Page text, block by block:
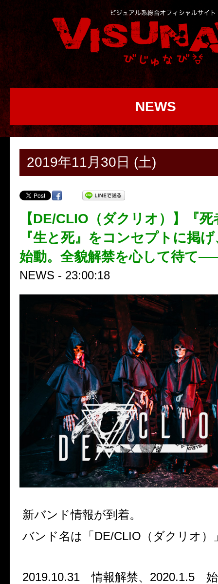
NEWS
2019年11月30日 (土)
【DE/CLIO（ダクリオ）】『
『生と死』をコンセプトに掲
始動。全貌解禁を心して待て
NEWS - 23:00:18
新バンド情報が到着。
バンド名は「DE/CLIO（ダクリオ）
2019.10.31 情報解禁、2020.1.5